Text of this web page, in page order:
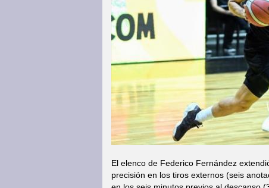
El elenco de Federico Fernández
precisión en los tiros externos (seis